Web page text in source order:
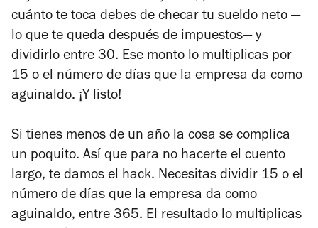
cuánto te toca debes de checar tu sueldo neto —
lo que te queda después de impuestos— y
dividirlo entre 30. Ese monto lo multiplicas por
15 o el número de días que la empresa da como
aguinaldo. ¡Y listo!
Si tienes menos de un año la cosa se complica
un poquito. Así que para no hacerte el cuento
largo, te damos el hack. Necesitas dividir 15 o el
número de días que la empresa da como
aguinaldo, entre 365. El resultado lo multiplicas